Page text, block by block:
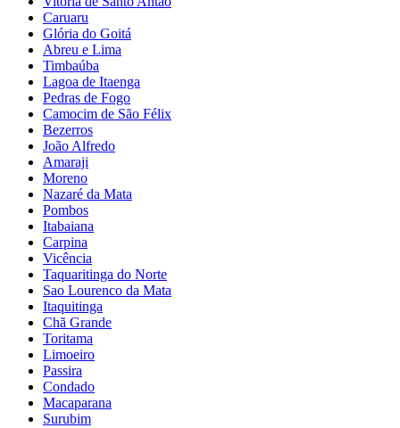
Caruaru
Glória do Goitá
Abreu e Lima
Timbaúba
Lagoa de Itaenga
Pedras de Fogo
Camocim de São Félix
Bezerros
João Alfredo
Amaraji
Moreno
Nazaré da Mata
Pombos
Itabaiana
Carpina
Vicência
Taquaritinga do Norte
Sao Lourenco da Mata
Itaquitinga
Chã Grande
Toritama
Limoeiro
Passira
Condado
Macaparana
Surubim